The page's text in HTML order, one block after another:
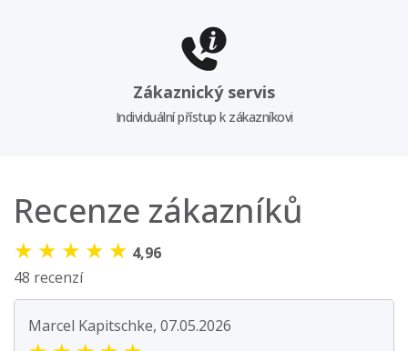
Zákaznický servis
Individuální přístup k zákazníkovi
Recenze zákazníků
★ ★ ★ ★ ★ 4,96
48 recenzí
Marcel Kapitschke, 07.05.2026